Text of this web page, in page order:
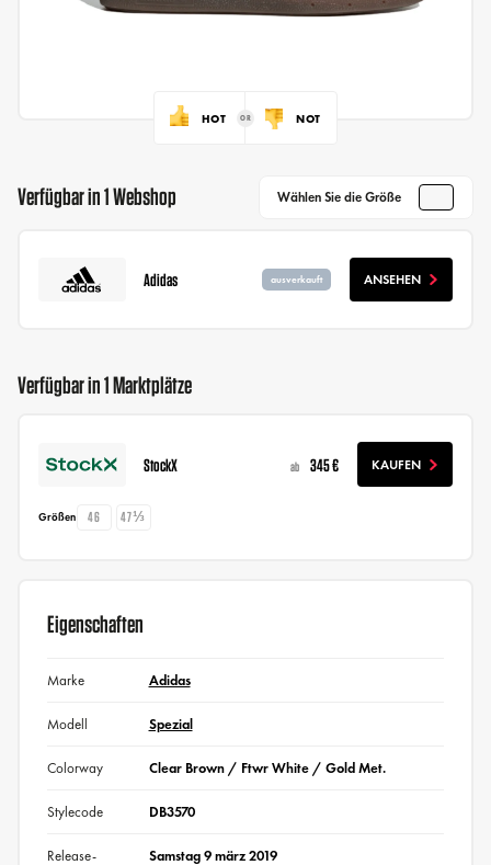
HOT NOT
Verfügbar in 1 Webshop Wählen Sie die Größe
Adidas ausverkauft ANSEHEN
Verfügbar in 1 Marktplätze
StockX ab 345 € KAUFEN
Größen 46 47⅓
Eigenschaften
Marke Adidas
Modell Spezial
Colorway Clear Brown / Ftwr White / Gold Met.
Stylecode DB3570
Release-
Samstag 9 märz 2019